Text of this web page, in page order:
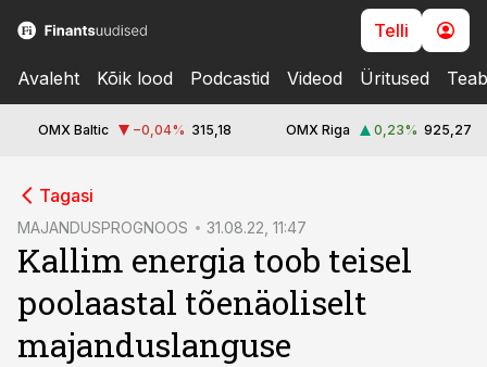
Telli
Avaleht Kõik lood Podcastid Videod Üritused
OMX Baltic −0,04% 315,18 OMX Riga 0,23% 925,27
Tagasi
MAJANDUSPROGNOOS 31.08.22, 11:47
Kallim energia toob teisel
poolaastal tõenäoliselt
majanduslanguse